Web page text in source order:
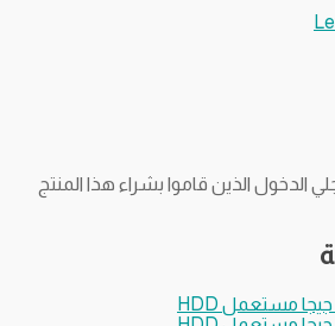
الذين قاموا بشراء هذا المنتج